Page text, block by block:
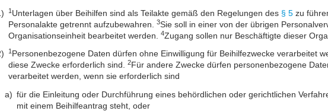
1Unterlagen über Beihilfen sind als Teilakte gemäß den Regelungen des § 5zu
Personalakte getrennt aufzubewahren.
3Sie soll in einer von der übrigen
Organisationseinheit bearbeitet werden.
4Zugang sollen nur Beschäftigte dieser
1Personenbezogene Daten dürfen ohne Einwilligung für Beihilfezwecke verarbeitet
diese Zwecke erforderlich sind. 2Für andere Zwecke dürfen personenbezogene
verarbeitet werden, wenn sie erforderlich sind
für die Einleitung oder Durchführung eines behördlichen oder gerichtlichen
mit einem Beihilfeantrag steht, oder